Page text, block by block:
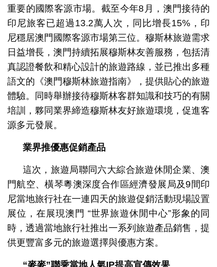
重要的國際客源市場。截至今年8月，澳門接待的
印尼旅客已超過13.2萬人次，同比增長15%，印
尼穩居澳門國際客源市場第三位。穆斯林旅遊需求
日益增長，澳門持續拓展穆斯林友善服務，包括清
真認證餐飲和精心設計的旅遊路線，並已推出多種
語文的《澳門穆斯林旅遊指南》，提供貼心的旅遊
體驗。同時舉辦接待穆斯林客群知識和技巧的有關
培訓，夥同業界締造穆斯林友好旅遊環境，促進客
源多元發展。
業界推優惠促銷產品
這次，旅遊局聯同六大綜合旅遊休閒企業、澳
門航空、橫琴粵澳深度合作區經濟發展局及9間印
尼當地旅行社在一連四天的旅遊促銷活動現場設置
展位，在展現澳門 “世界旅遊休閒中心”形象的同
時，透過當地旅行社推出一系列旅遊產品銷售，提
供更豐富多元的旅遊選擇與優惠方案。
“麥麥”聯乘當地人氣IP提高宣傳效果